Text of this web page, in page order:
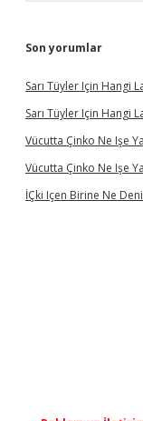
Son yorumlar
Sarı Tüyler Için Hangi
Sarı Tüyler Için Hangi
Vücutta Çinko Ne Işe
Vücutta Çinko Ne Işe
İÇki Içen Birine Ne